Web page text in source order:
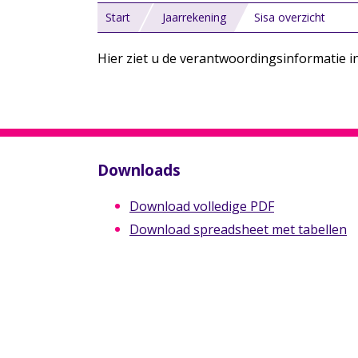
Start Jaarrekening Sisa overzicht
Hier ziet u de verantwoordingsinformatie
Downloads
Download volledige PDF
Download spreadsheet met tabellen